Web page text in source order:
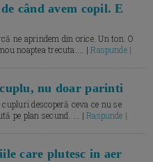
când avem copil. E
ne aprindem din orice. Un ton. O
noaptea trecuta.... |Raspunde |
nu doar parinti
descoperă ceva ce nu se
pe plan secund. ... |Raspunde |
care plutesc in aer